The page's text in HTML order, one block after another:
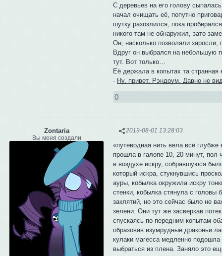
С деревьев на его голову
начал очищать её, попутно
шутку разозлился, пока
никого там не обнаружил, зато
Он, насколько позволяли заросли,
Вдруг он выбрался на небольшую
тут. Вот только…
Её держала в копытах та странная
- Ну, привет, Рэндоум. Давно не
0
2019-08-01 13:28:03
Zontaria
Вы меня создали
«путеводная нить вела всё
прошла в галопе 10, 20 минут,
в воздухе искру, собравшуюся
который искра, стукнувшись
ауры, кобылка окружила искру
стенки, кобылка стянула с головы
заклятий, но это сейчас было не
зелени. Они тут же засверкав
спускаясь по передним копытам
образовав изумрудные драконьи
кулаки магесса медленно подошла
выбраться из плена. Заняло это